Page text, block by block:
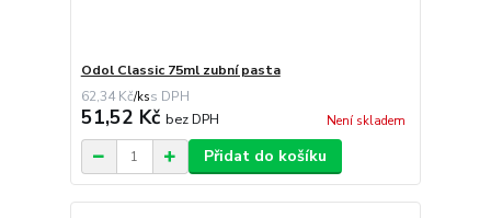
Odol Classic 75ml zubní pasta
62,34 Kč/ks
51,52 Kč bez DPH Není skladem
Přidat do košíku